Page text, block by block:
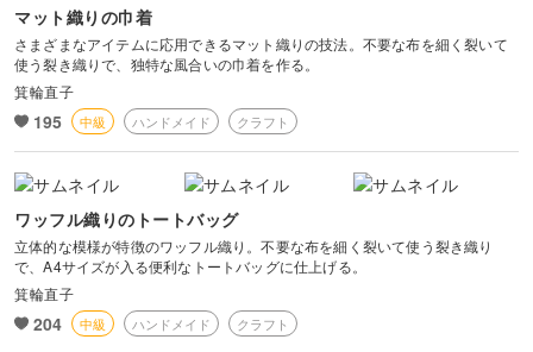
マット織りの巾着
さまざまなアイテムに応用できるマット織りの技法。不要な布を細く裂いて
使う裂き織りで、独特な風合いの巾着を作る。
箕輪直子
195 中級 ハンドメイド クラフト
ワッフル織りのトートバッグ
立体的な模様が特徴のワッフル織り。不要な布を細く裂いて使う裂き織り
で、A4サイズが入る便利なトートバッグに仕上げる。
箕輪直子
204 中級 ハンドメイド クラフト